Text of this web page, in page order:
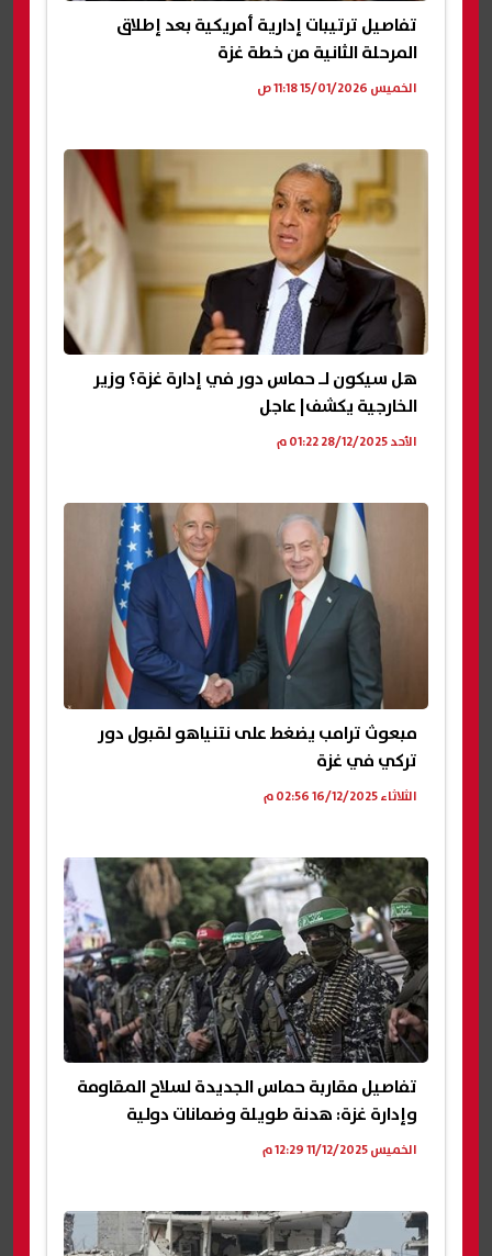
تفاصيل ترتيبات إدارية أمريكية بعد إطلاق
المرحلة الثانية من خطة غزة
الخميس 15/01/2026 11:18 ص
هل سيكون لـ حماس دور في إدارة غزة؟ وزير
الخارجية يكشف| عاجل
الأحد 28/12/2025 01:22 م
مبعوث ترامب يضغط على نتنياهو لقبول دور
تركي في غزة
الثلاثاء 16/12/2025 02:56 م
تفاصيل مقاربة حماس الجديدة لسلاح المقاومة
وإدارة غزة: هدنة طويلة وضمانات دولية
الخميس 11/12/2025 12:29 م